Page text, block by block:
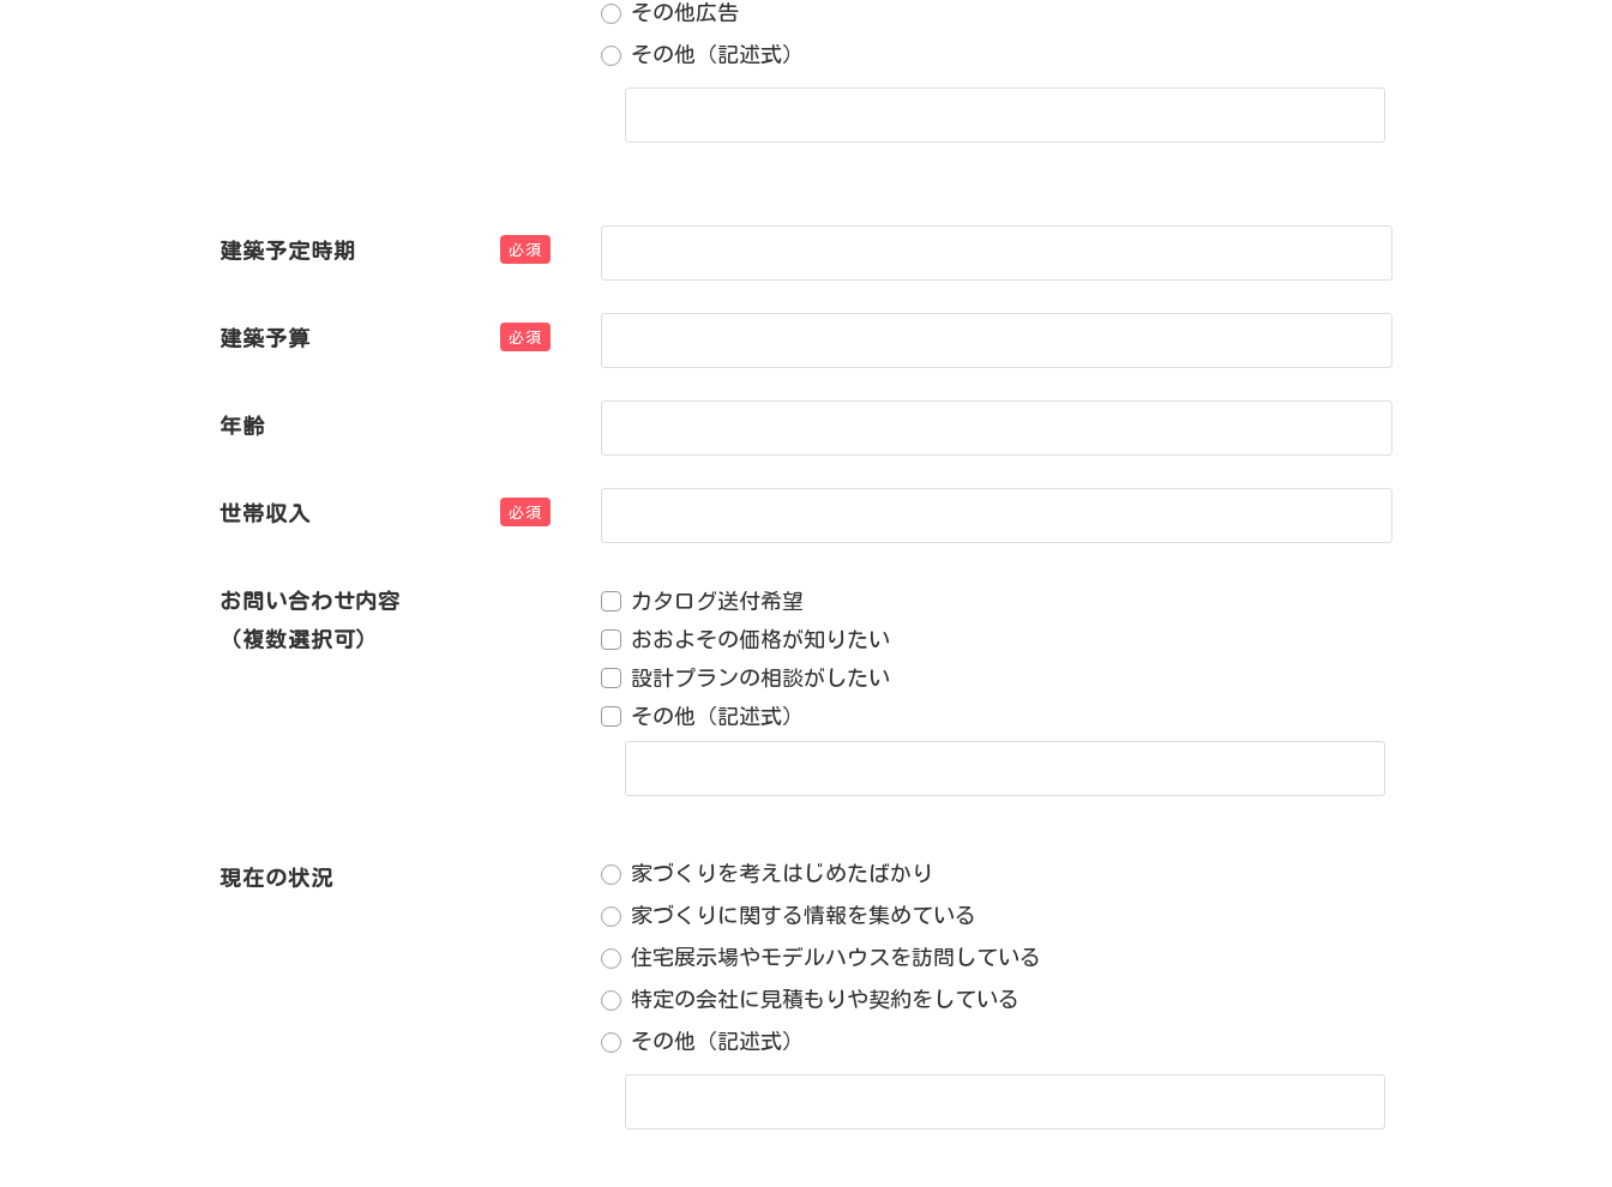
その他広告
その他（記述式）
建築予定時期 必須
建築予算 必須
年齢
世帯収入 必須
お問い合わせ内容
（複数選択可）
カタログ送付希望
おおよその価格が知りたい
設計プランの相談がしたい
その他（記述式）
現在の状況
家づくりを考えはじめたばかり
家づくりに関する情報を集めている
住宅展示場やモデルハウスを訪問している
特定の会社に見積もりや契約をしている
その他（記述式）